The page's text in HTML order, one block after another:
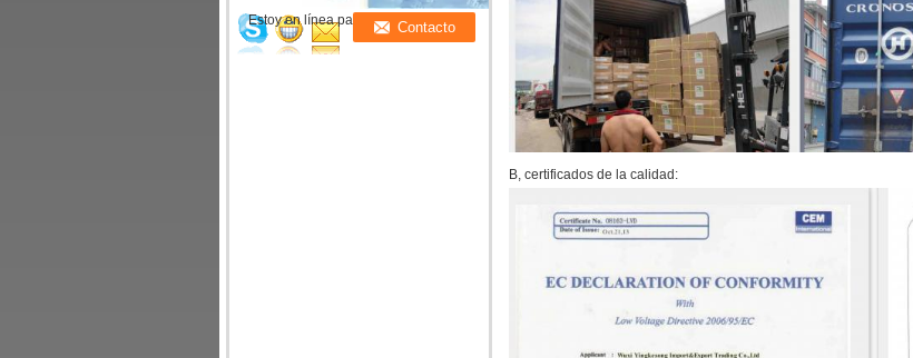
Estoy en línea para chatear ahora
B, certificados de la calidad: